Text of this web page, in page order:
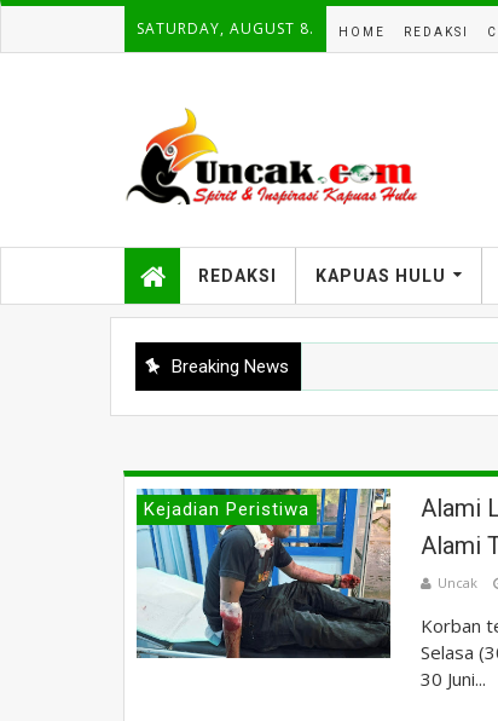
SATURDAY, AUGUST 8. HOME REDAKSI
REDAKSI KAPUAS HULU
Breaking News
Kejadian Peristiwa
Alami
Alami
Uncak
Korban
Selasa
30 Juni...